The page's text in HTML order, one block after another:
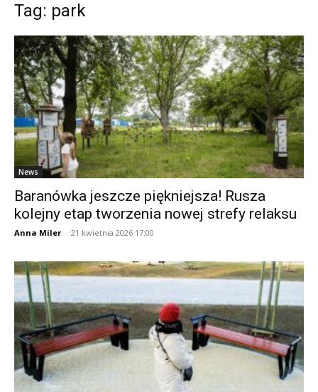
Tag: park
News
Baranówka jeszcze piękniejsza! Rusza
kolejny etap tworzenia nowej strefy relaksu
Anna Miler - 21 kwietnia 2026 17:00